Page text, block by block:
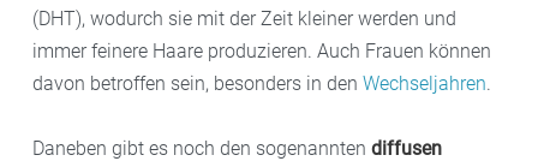
(DHT), wodurch sie mit der Zeit kleiner werden und
immer feinere Haare produzieren. Auch Frauen können
davon betroffen sein, besonders in den Wechseljahren.
Daneben gibt es noch den sogenannten diffusen